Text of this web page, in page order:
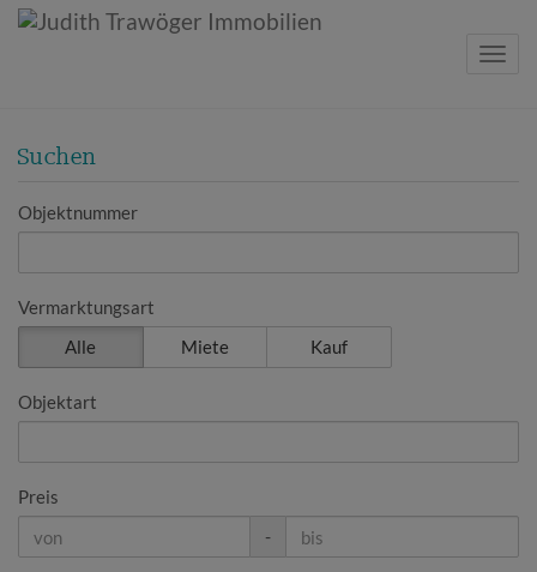
Suchen
Objektnummer
Vermarktungsart
Alle
Miete Kauf
Objektart
Preis
-